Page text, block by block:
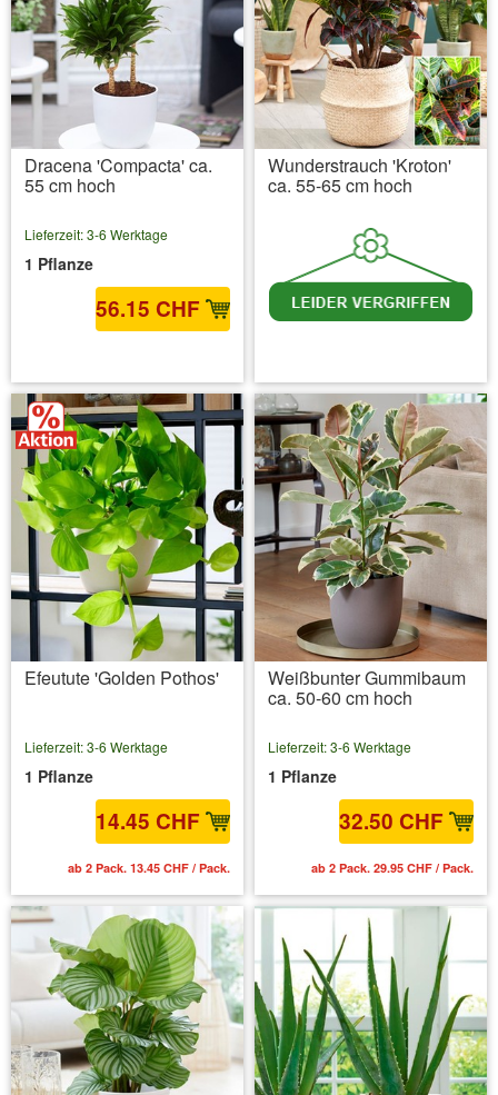
Dracena 'Compacta' ca.
55 cm hoch
Lieferzeit: 3-6 Werktage
1 Pflanze
56.15 CHF
Wunderstrauch 'Kroton'
ca. 55-65 cm hoch
Efeutute 'Golden Pothos'
Lieferzeit: 3-6 Werktage
1 Pflanze
14.45 CHF
ab 2 Pack. 13.45 CHF / Pack.
Weißbunter Gummibaum
ca. 50-60 cm hoch
Lieferzeit: 3-6 Werktage
1 Pflanze
32.50 CHF
ab 2 Pack. 29.95 CHF / Pack.